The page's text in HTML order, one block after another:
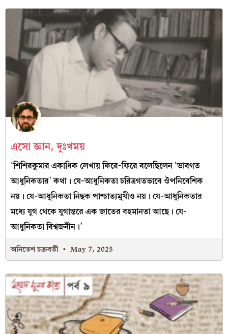
এসো জ্ঞান, দুঃখময়
‘শিশিরকুমার একাধিক লেখায় ফিরে-ফিরে বলেছিলেন ‘ভাবগত
আধুনিকতার’ কথা। যে-আধুনিকতা চরিত্রগতভাবে ঔপনিবেশিক
নয়। যে-আধুনিকতা নিছক পাশ্চাত্যমুখীও নয়। যে-আধুনিকতার
মধ্যে যুগ থেকে যুগান্তরে এক জাতের বহমানতা আছে। যে-
আধুনিকতা বিশ্বজনীন।’
অনিতেশ চক্রবর্তী May 7, 2025